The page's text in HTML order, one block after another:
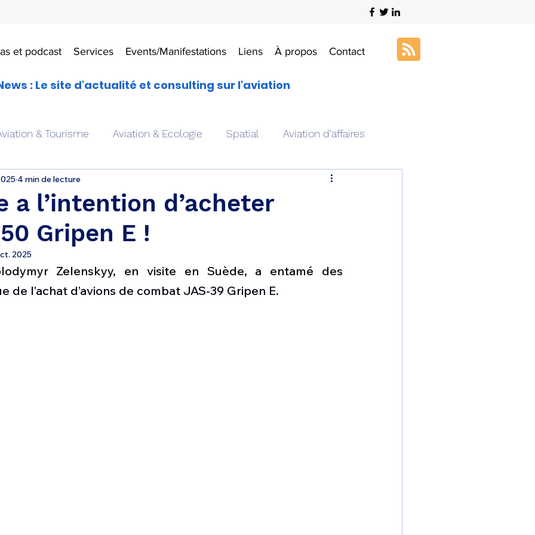
et podcast Services Events/Manifestations Liens À propos Contact
: Le site d'actualité et consulting sur l'aviation
& Tourisme Aviation & Ecologie Spatial Aviation d'affaires
Drones aériens Art & Aviation
Avionique & pilotage Avion expérimental
Défense sol-air DSA Amphibie Drones Composante ESPACE
a l’intention d’acheter
Gripen E !
4 min de lecture
2025
Zelenskyy, en visite en Suède, a entamé des
de l’achat d’avions de combat JAS-39 Gripen E.